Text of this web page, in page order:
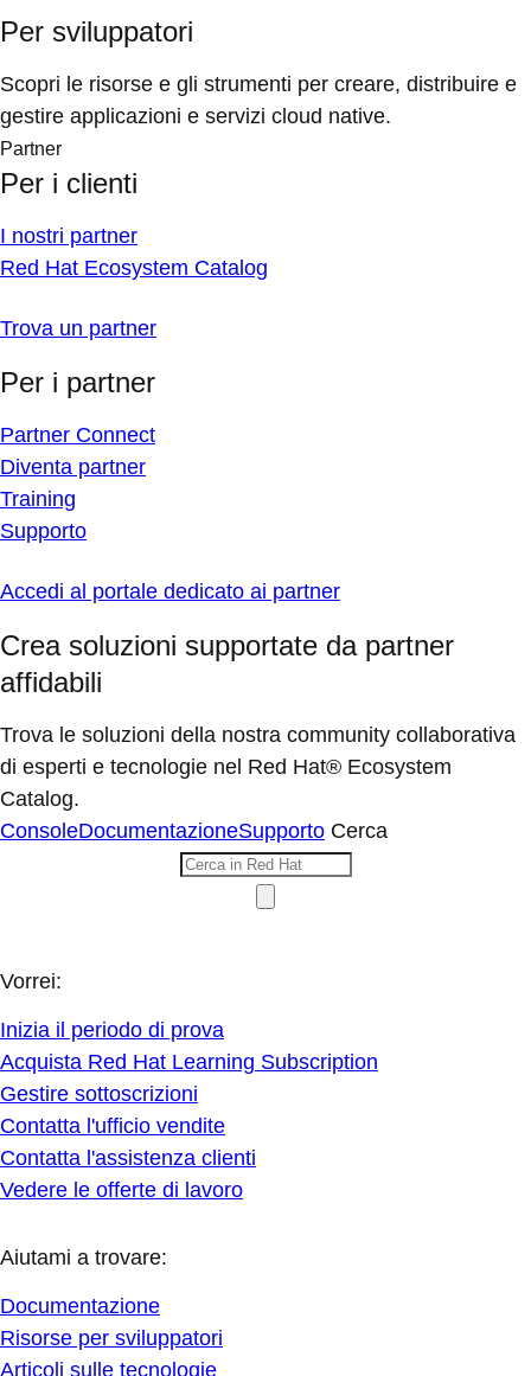
Per sviluppatori
Scopri le risorse e gli strumenti per creare, distribuire e
gestire applicazioni e servizi cloud native.
Partner
Per i clienti
I nostri partner
Red Hat Ecosystem Catalog
Trova un partner
Per i partner
Partner Connect
Diventa partner
Training
Supporto
Accedi al portale dedicato ai partner
Crea soluzioni supportate da partner
affidabili
Trova le soluzioni della nostra community collaborativa
di esperti e tecnologie nel Red Hat® Ecosystem
Catalog.
ConsoleDocumentazioneSupporto Cerca
Vorrei:
Inizia il periodo di prova
Acquista Red Hat Learning Subscription
Gestire sottoscrizioni
Contatta l'ufficio vendite
Contatta l'assistenza clienti
Vedere le offerte di lavoro
Aiutami a trovare:
Documentazione
Risorse per sviluppatori
Articoli sulle tecnologie